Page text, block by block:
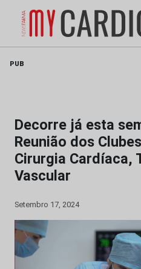
PUB
Decorre já esta
Reunião dos
Cirurgia Cardíaca,
Vascular
Setembro 17, 2024